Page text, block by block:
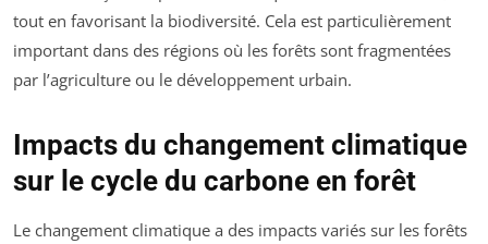
tout en favorisant la biodiversité. Cela est particulièrement
important dans des régions où les forêts sont fragmentées
par l’agriculture ou le développement urbain.
Impacts du changement climatique
sur le cycle du carbone en forêt
Le changement climatique a des impacts variés sur les forêts